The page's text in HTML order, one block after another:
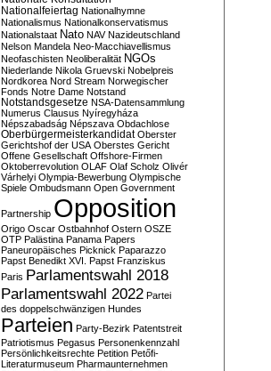
Nationalfeiertag Nationalhymne
Nationalismus Nationalkonservatismus
Nationalstaat Nato NAV Nazideutschland
Nelson Mandela Neo-Macchiavellismus
Neofaschisten Neoliberalität NGOs
Niederlande Nikola Gruevski Nobelpreis
Nordkorea Nord Stream Norwegischer
Fonds Notre Dame Notstand
Notstandsgesetze NSA-Datensammlung
Numerus Clausus Nyíregyháza
Népszabadság Népszava Obdachlose
Oberbürgermeisterkandidat Oberster
Gerichtshof der USA Oberstes Gericht
Offene Gesellschaft Offshore-Firmen
Oktoberrevolution OLAF Olaf Scholz Olivér
Várhelyi Olympia-Bewerbung Olympische
Spiele Ombudsmann Open Government
Partnership Opposition
Origo Oscar Ostbahnhof Ostern OSZE
OTP Palästina Panama Papers
Paneuropäisches Picknick Paparazzo
Papst Benedikt XVI. Papst Franziskus
Paris Parlamentswahl 2018
Parlamentswahl 2022 Partei
des doppelschwänzigen Hundes
Parteien Party-Bezirk Patentstreit
Patriotismus Pegasus Personenkennzahl
Persönlichkeitsrechte Petition Petőfi-
Literaturmuseum Pharmaunternehmen